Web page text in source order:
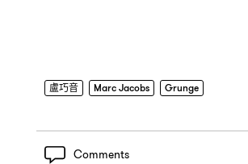
盧巧音 Marc Jacobs Grunge
Comments